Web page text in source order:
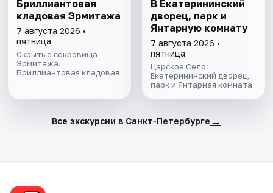
Бриллиантовая
кладовая Эрмитажа
7 августа 2026 •
пятница
Скрытые сокровища
Эрмитажа.
Бриллиантовая кладовая
В Екатерининский
дворец, парк и
Янтарную комнату
7 августа 2026 •
пятница
Царское Село:
Екатерининский дворец,
парк и Янтарная комната
Все экскурсии в Санкт-Петербурге →